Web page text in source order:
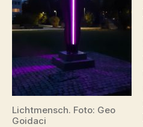
Lichtmensch. Foto: Geo
Goidaci